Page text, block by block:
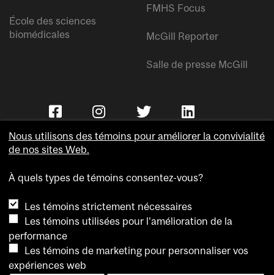
École des sciences
biomédicales
FMHS Focus
McGill Reporter
Salle de presse McGill
Accessibilité
Confidentialité
Avis sur les témoins
Nous utilisons des témoins pour améliorer la convivialité
de nos sites Web.
À quels types de témoins consentez-vous?
Les témoins strictement nécessaires
Les témoins utilisées pour l'amélioration de la
performance
Les témoins de marketing pour personnaliser vos
expériences web